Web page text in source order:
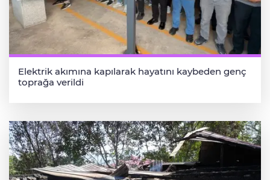
Elektrik akımına kapılarak hayatını kaybeden genç
toprağa verildi